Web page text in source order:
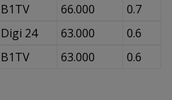
B1TV 66.000
0.7
Digi 24 63.000
0.6
B1TV 63.000 0.6